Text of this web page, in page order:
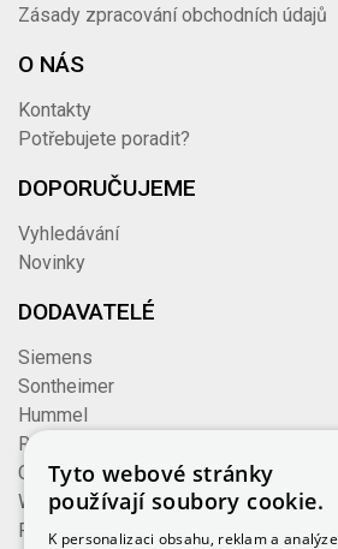
Zásady zpracování obchodních údajů
O NÁS
Kontakty
Potřebujete poradit?
DOPORUČUJEME
Vyhledávání
Novinky
DODAVATELÉ
Siemens
Sontheimer
Hummel
Rose
Cembre
Wieland
Formzeug
Tyto webové stránky
používají soubory cookie.
K personalizaci obsahu, reklam a analýze